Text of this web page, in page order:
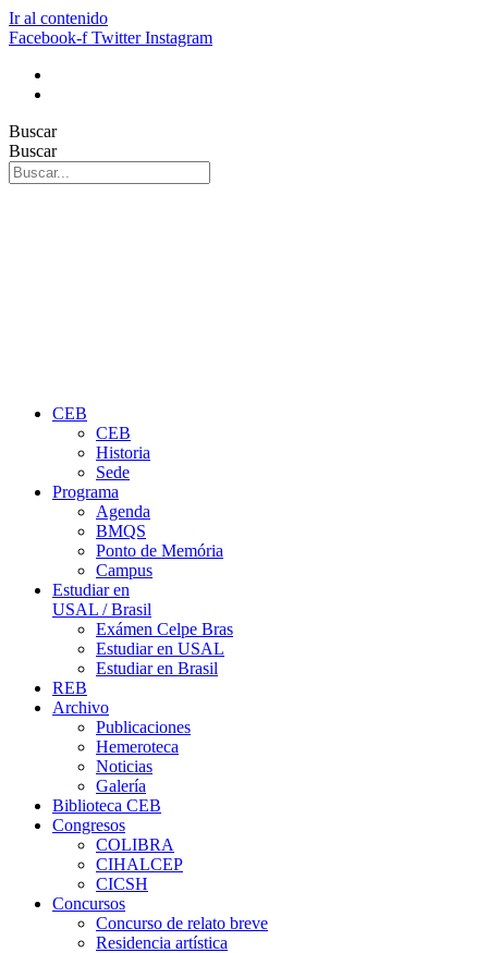
Ir al contenido
Facebook-f Twitter Instagram
Buscar
Buscar
CEB
CEB
Historia
Sede
Programa
Agenda
BMQS
Ponto de Memória
Campus
Estudiar en
USAL / Brasil
Exámen Celpe Bras
Estudiar en USAL
Estudiar en Brasil
REB
Archivo
Publicaciones
Hemeroteca
Noticias
Galería
Biblioteca CEB
Congresos
COLIBRA
CIHALCEP
CICSH
Concursos
Concurso de relato breve
Residencia artística